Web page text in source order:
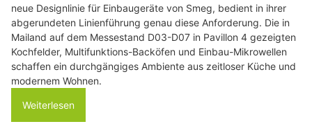
neue Designlinie für Einbaugeräte von Smeg, bedient in ihrer
abgerundeten Linienführung genau diese Anforderung. Die in
Mailand auf dem Messestand D03-D07 in Pavillon 4 gezeigten
Kochfelder, Multifunktions-Backöfen und Einbau-Mikrowellen
schaffen ein durchgängiges Ambiente aus zeitloser Küche und
modernem Wohnen.
Weiterlesen